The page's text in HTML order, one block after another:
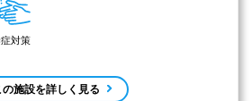
対策
の施設を詳しく見る